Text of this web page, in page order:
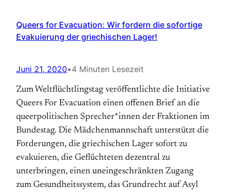
Queers for Evacuation: Wir fordern die sofortige
Evakuierung der griechischen Lager!
Juni 21, 2020•4 Minuten Lesezeit
Zum Weltflüchtlingstag veröffentlichte die Initiative
Queers For Evacuation einen offenen Brief an die
queerpolitischen Sprecher*innen der Fraktionen im
Bundestag. Die Mädchenmannschaft unterstützt die
Forderungen, die griechischen Lager sofort zu
evakuieren, die Geflüchteten dezentral zu
unterbringen, einen uneingeschränkten Zugang
zum Gesundheitssystem, das Grundrecht auf Asyl